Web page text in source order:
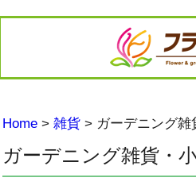
Home > 雑貨 > ガーデニング雑
ガーデニング雑貨・